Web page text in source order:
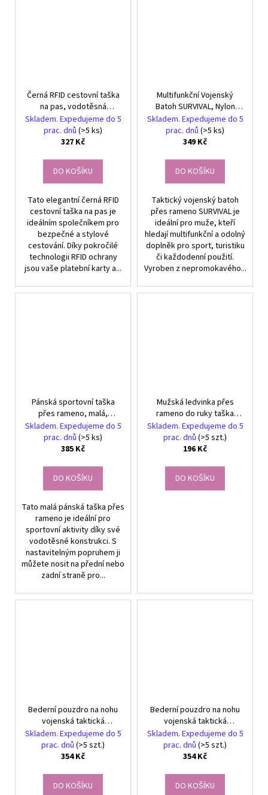
Černá RFID cestovní taška
na pas, vodotěsná
cestovní taška přes
rameno
Skladem. Expedujeme do 5
prac. dnů (>5 ks)
327 Kč
DO KOŠÍKU
Tato elegantní černá RFID
cestovní taška na pas je
ideálním společníkem pro
bezpečné a stylové
cestování. Díky pokročilé
technologii RFID ochrany
jsou vaše platební karty a...
Multifunkční Vojenský
Batoh SURVIVAL, Nylon
600D Oxford,
Nepromokavý, Velikost
28x20x10 cm
Skladem. Expedujeme do 5
prac. dnů (>5 ks)
349 Kč
DO KOŠÍKU
Taktický vojenský batoh
přes rameno SURVIVAL je
ideální pro muže, kteří
hledají multifunkční a odolný
doplněk pro sport, turistiku
či každodenní použití.
Vyroben z nepromokavého...
Pánská sportovní taška
přes rameno, malá,
vodotěsná, Nylon-Oxford
tkanina, černá, 15x20x9 cm
Skladem. Expedujeme do 5
prac. dnů (>5 ks)
385 Kč
DO KOŠÍKU
Tato malá pánská taška přes
rameno je ideální pro
sportovní aktivity díky své
vodotěsné konstrukci. S
nastavitelným popruhem ji
můžete nosit na přední nebo
zadní straně pro...
Mužská ledvinka přes
rameno do ruky taška
crossbody černá regulace
Skladem. Expedujeme do 5
prac. dnů (>5 szt.)
196 Kč
DO KOŠÍKU
Bederní pouzdro na nohu
vojenská taktická
prostorná vojenská
ledvinka
Skladem. Expedujeme do 5
prac. dnů (>5 szt.)
354 Kč
DO KOŠÍKU
Bederní pouzdro na nohu
vojenská taktická
prostorná vojenská
ledvinka
Skladem. Expedujeme do 5
prac. dnů (>5 szt.)
354 Kč
DO KOŠÍKU